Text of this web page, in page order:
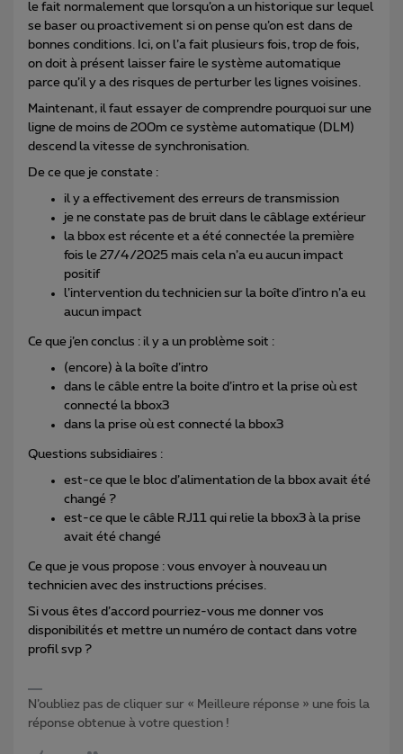
le fait normalement que lorsqu’on a un historique sur lequel
se baser ou proactivement si on pense qu’on est dans de
bonnes conditions. Ici, on l’a fait plusieurs fois, trop de fois,
on doit à présent laisser faire le système automatique
parce qu’il y a des risques de perturber les lignes voisines.
Maintenant, il faut essayer de comprendre pourquoi sur une
ligne de moins de 200m ce système automatique (DLM)
descend la vitesse de synchronisation.
De ce que je constate :
il y a effectivement des erreurs de transmission
je ne constate pas de bruit dans le câblage extérieur
la bbox est récente et a été connectée la première
fois le 27/4/2025 mais cela n’a eu aucun impact
positif
l’intervention du technicien sur la boîte d’intro n’a eu
aucun impact
Ce que j’en conclus : il y a un problème soit :
(encore) à la boîte d’intro
dans le câble entre la boite d’intro et la prise où est
connecté la bbox3
dans la prise où est connecté la bbox3
Questions subsidiaires :
est-ce que le bloc d’alimentation de la bbox avait été
changé ?
est-ce que le câble RJ11 qui relie la bbox3 à la prise
avait été changé
Ce que je vous propose : vous envoyer à nouveau un
technicien avec des instructions précises.
Si vous êtes d’accord pourriez-vous me donner vos
disponibilités et mettre un numéro de contact dans votre
profil svp ?
N’oubliez pas de cliquer sur « Meilleure réponse » une fois la
réponse obtenue à votre question !